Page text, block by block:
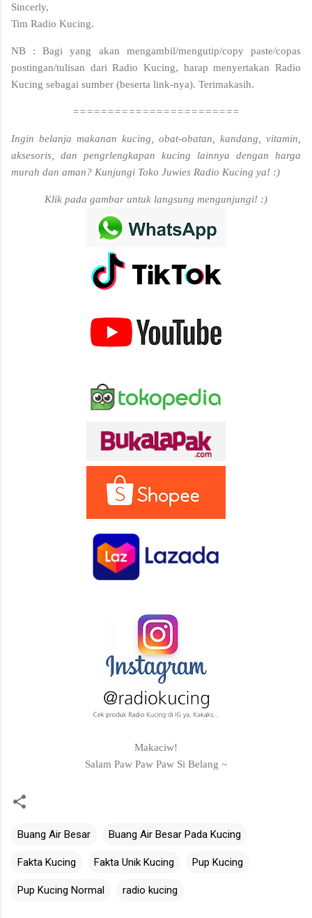
Sincerly,
Tim Radio Kucing.
NB : Bagi yang akan mengambil/mengutip/copy paste/copas
postingan/tulisan dari Radio Kucing, harap menyertakan Radio
Kucing sebagai sumber (beserta link-nya). Terimakasih.
========================
Ingin belanja makanan kucing, obat-obatan, kandang, vitamin,
aksesoris, dan pengrlengkapan kucing lainnya dengan harga
murah dan aman? Kunjungi Toko Juwies Radio Kucing ya! :)
Klik pada gambar untuk langsung mengunjungi! :)
Makaciw!
Salam Paw Paw Paw Si Belang ~
Buang Air Besar Buang Air Besar Pada Kucing
Fakta Kucing Fakta Unik Kucing Pup Kucing
Pup Kucing Normal radio kucing